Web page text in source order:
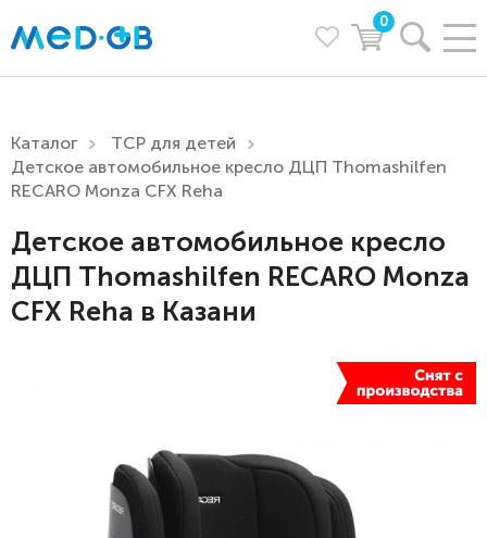
0
Каталог
ТСР для детей
Детское автомобильное кресло ДЦП Thomashilfen
RECARO Monza CFX Reha
Детское автомобильное кресло
ДЦП Thomashilfen RECARO Monza
CFX Reha в Казани